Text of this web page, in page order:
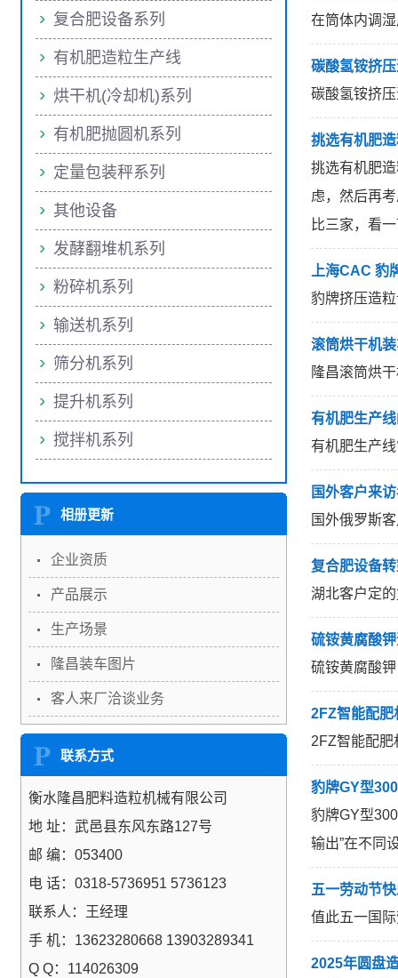
在筒体内调
碳酸氢铵挤
碳酸氢铵挤
挑选有机肥
挑选有机肥
虑，然后再
比三家，看
上海CAC 豹
豹牌挤压造
滚筒烘干机
隆昌滚筒烘
有机肥生产
有机肥生产
国外客户来
国外俄罗斯
复合肥设备
湖北客户定
硫铵黄腐酸
硫铵黄腐酸
2FZ智能配肥
2FZ智能配肥
豹牌GY型
豹牌GY型
输出”在不同
五一劳动节
值此五一国
2025年圆盘
复合肥设备系列
有机肥造粒生产线
烘干机(冷却机)系列
有机肥抛圆机系列
定量包装秤系列
其他设备
发酵翻堆机系列
粉碎机系列
输送机系列
筛分机系列
提升机系列
搅拌机系列
相册更新
企业资质
产品展示
生产场景
隆昌装车图片
客人来厂洽谈业务
联系方式
衡水隆昌肥料造粒机械有限公司
地 址：武邑县东风东路127号
邮 编：053400
电 话：0318-5736951 5736123
联系人：王经理
手 机：13623280668 13903289341
Q Q：114026309